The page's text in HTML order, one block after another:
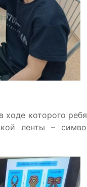
которого
ленты –